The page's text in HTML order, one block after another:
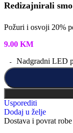
Redizajnirali
Požuri i osvoji 20%
9.00 KM
Nadgradni LED
Usporediti
Dodaj u želje
Dostava i povrat robe